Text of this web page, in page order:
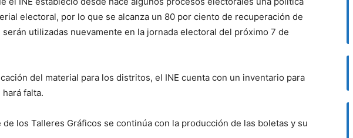
electoral, por lo que se alcanza un 80 por ciento de recuperación de
utilizadas nuevamente en la jornada electoral del próximo 7 de
del material para los distritos, el INE cuenta con un inventario para
falta.
de los Talleres Gráficos se continúa con la producción de las boletas y su